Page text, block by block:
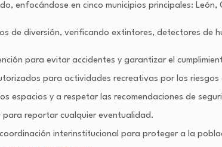
enfocándose en cinco municipios principales:
de diversión, verificando extintores, detectores de
para evitar accidentes y garantizar el
para actividades recreativas por los riesgos
espacios y a respetar las recomendaciones de
para reportar cualquier eventualidad.
interinstitucional para proteger a la